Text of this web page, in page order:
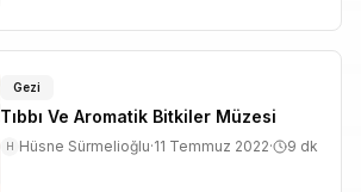
Gezi
Tıbbı Ve Aromatik Bitkiler Müzesi
H Hüsne Sürmelioğlu·11 Temmuz 2022· 9 dk